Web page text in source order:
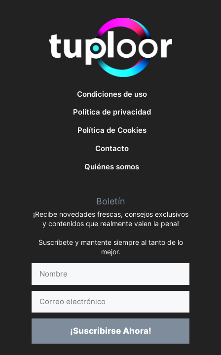
Condiciones de uso
Política de privacidad
Política de Cookies
Contacto
Quiénes somos
Boletín
¡Recibe novedades frescas, consejos exclusivos
y contenidos que realmente valen la pena!
Suscríbete y mantente siempre al tanto de lo
mejor.
electrónico
¡Suscribirse Ahora!